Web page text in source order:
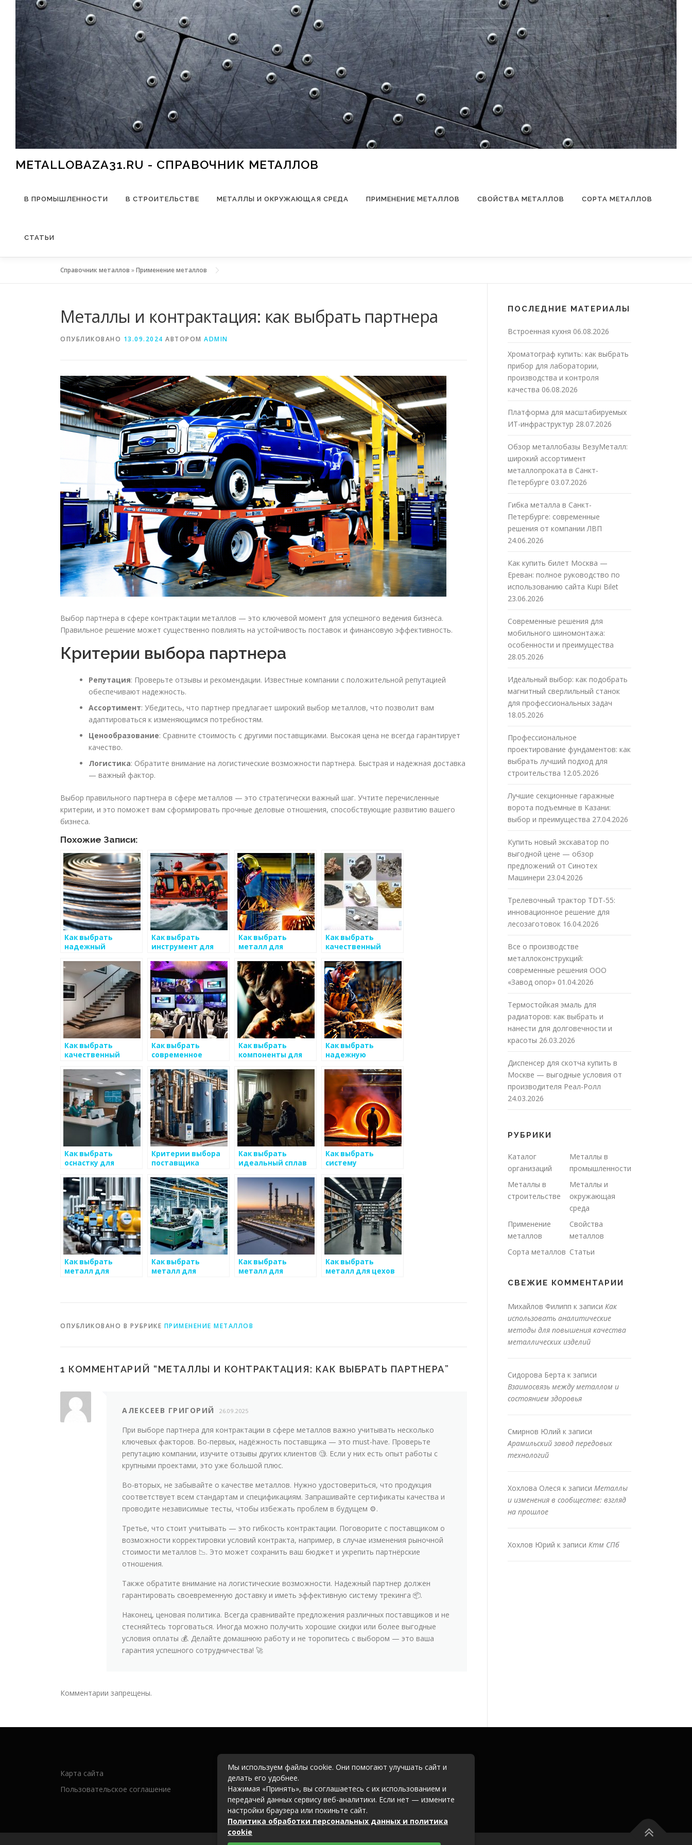
Перейти к содержимому
METALLOBAZA31.RU - СПРАВОЧНИК МЕТАЛЛОВ
В ПРОМЫШЛЕННОСТИ В СТРОИТЕЛЬСТВЕ МЕТАЛЛЫ И ОКРУЖАЮЩАЯ СРЕДА ПРИМЕНЕНИЕ МЕТАЛЛОВ СВОЙСТВА МЕТАЛЛОВ СОРТА МЕТАЛЛОВ
СТАТЬИ
Справочник металлов »Применение металлов
Металлы и контрактация: как выбрать партнера
ОПУБЛИКОВАНО 13.09.2024 АВТОРОМ ADMIN
Выбор партнера в сфере контрактации металлов — это ключевой момент для успешного ведения бизнеса.
Правильное решение может существенно повлиять на устойчивость поставок и финансовую эффективность.
Критерии выбора партнера
Репутация: Проверьте отзывы и рекомендации. Известные компании с положительной репутацией
обеспечивают надежность.
Ассортимент: Убедитесь, что партнер предлагает широкий выбор металлов, что позволит вам
адаптироваться к изменяющимся потребностям.
Ценообразование: Сравните стоимость с другими поставщиками. Высокая цена не всегда гарантирует
качество.
Логистика: Обратите внимание на логистические возможности партнера. Быстрая и надежная доставка
— важный фактор.
Выбор правильного партнера в сфере металлов — это стратегически важный шаг. Учтите перечисленные
критерии, и это поможет вам сформировать прочные деловые отношения, способствующие развитию вашего
бизнеса.
Похожие Записи:
Как выбрать
надежный
получения
металлов
Как выбрать
инструмент для
Как выбрать
металл для
производству
Как выбрать
качественный
строительства
Как выбрать
качественный
обработки
металлов
Как выбрать
современное
обработки
металлов
Как выбрать
компоненты для
изделий
Как выбрать
надежную
мебель
Как выбрать
оснастку для
Критерии выбора
поставщика
Как выбрать
идеальный сплав
Как выбрать
систему
металлургического
предприятия
Как выбрать
металл для
Как выбрать
металл для
Как выбрать
металл для
Как выбрать
металл для цехов
ОПУБЛИКОВАНО В РУБРИКЕ ПРИМЕНЕНИЕ МЕТАЛЛОВ
1 КОММЕНТАРИЙ “МЕТАЛЛЫ И КОНТРАКТАЦИЯ: КАК ВЫБРАТЬ ПАРТНЕРА”
АЛЕКСЕЕВ ГРИГОРИЙ 26.09.2025
При выборе партнера для контрактации в сфере металлов важно учитывать несколько
ключевых факторов. Во-первых, надёжность поставщика — это must-have. Проверьте
репутацию компании, изучите отзывы других клиентов 🧐. Если у них есть опыт работы с
крупными проектами, это уже большой плюс.
Во-вторых, не забывайте о качестве металлов. Нужно удостовериться, что продукция
соответствует всем стандартам и спецификациям. Запрашивайте сертификаты качества и
проводите независимые тесты, чтобы избежать проблем в будущем ⚙️.
Третье, что стоит учитывать — это гибкость контрактации. Поговорите с поставщиком о
возможности корректировки условий контракта, например, в случае изменения рыночной
стоимости металлов 📉. Это может сохранить ваш бюджет и укрепить партнёрские
отношения.
Также обратите внимание на логистические возможности. Надежный партнер должен
гарантировать своевременную доставку и иметь эффективную систему трекинга 📦.
Наконец, ценовая политика. Всегда сравнивайте предложения различных поставщиков и не
стесняйтесь торговаться. Иногда можно получить хорошие скидки или более выгодные
условия оплаты 💰. Делайте домашнюю работу и не торопитесь с выбором — это ваша
гарантия успешного сотрудничества! 🚀
Комментарии запрещены.
ПОСЛЕДНИЕ МАТЕРИАЛЫ
Встроенная кухня 06.08.2026
Хроматограф купить: как выбрать
прибор для лаборатории,
производства и контроля
качества 06.08.2026
Платформа для масштабируемых
ИТ-инфраструктур 28.07.2026
Обзор металлобазы ВезуМеталл:
широкий ассортимент
металлопроката в Санкт-
Петербурге 03.07.2026
Гибка металла в Санкт-
Петербурге: современные
решения от компании ЛВП
24.06.2026
Как купить билет Москва —
Ереван: полное руководство по
использованию сайта Kupi Bilet
23.06.2026
Современные решения для
мобильного шиномонтажа:
особенности и преимущества
28.05.2026
Идеальный выбор: как подобрать
магнитный сверлильный станок
для профессиональных задач
18.05.2026
Профессиональное
проектирование фундаментов: как
выбрать лучший подход для
строительства 12.05.2026
Лучшие секционные гаражные
ворота подъемные в Казани:
выбор и преимущества 27.04.2026
Купить новый экскаватор по
выгодной цене — обзор
предложений от Синотех
Машинери 23.04.2026
Трелевочный трактор TDT-55:
инновационное решение для
лесозаготовок 16.04.2026
Все о производстве
металлоконструкций:
современные решения ООО
«Завод опор» 01.04.2026
Термостойкая эмаль для
радиаторов: как выбрать и
нанести для долговечности и
красоты 26.03.2026
Диспенсер для скотча купить в
Москве — выгодные условия от
производителя Реал-Ролл
24.03.2026
РУБРИКИ
Каталог
организаций
Металлы в
промышленности
Металлы в
строительстве
Металлы и
окружающая
среда
Применение
металлов
Свойства
металлов
Сорта металлов Статьи
СВЕЖИЕ КОММЕНТАРИИ
Михайлов Филипп к записи Как
использовать аналитические
методы для повышения качества
металлических изделий
Сидорова Берта к записи
Взаимосвязь между металлом и
состоянием здоровья
Смирнов Юлий к записи
Арамильский завод передовых
технологий
Хохлова Олеся к записи Металлы
и изменения в сообществе: взгляд
на прошлое
Хохлов Юрий к записи Ктм СПб
Карта сайта
Пользовательское соглашение
Мы используем файлы cookie. Они помогают улучшать сайт и
делать его удобнее.
Нажимая «Принять», вы соглашаетесь с их использованием и
передачей данных сервису веб-аналитики. Если нет — измените
настройки браузера или покиньте сайт.
Политика обработки персональных данных и политика
cookie